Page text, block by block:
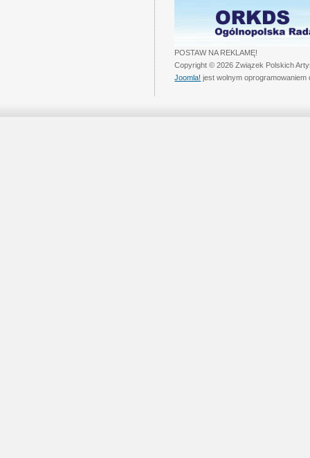
POSTAW NA REKLAMĘ!
Copyright © 2026 Związek Polskich
Joomla! jest wolnym